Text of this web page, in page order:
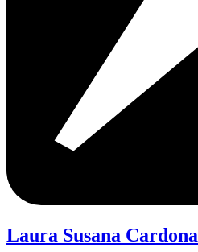
Laura Susana Cardona